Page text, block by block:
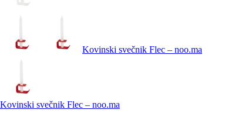
Kovinski svečnik Flec – noo.ma
Kovinski svečnik Flec – noo.ma